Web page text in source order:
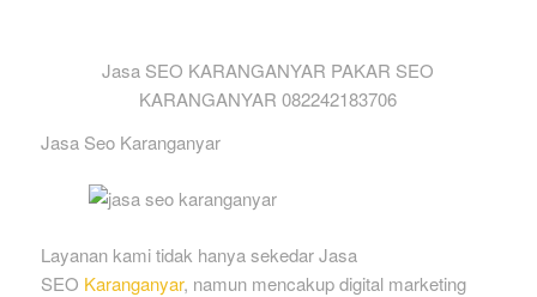
Jasa SEO KARANGANYAR PAKAR SEO
KARANGANYAR 082242183706
Jasa Seo Karanganyar
Layanan kami tidak hanya sekedar Jasa
SEO Karanganyar, namun mencakup digital marketing